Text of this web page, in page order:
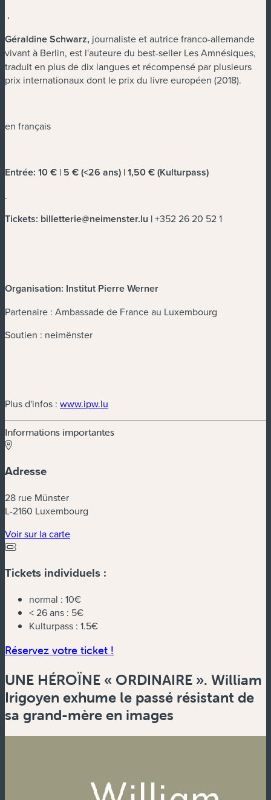
.
Géraldine Schwarz, journalisteet autrice franco-allemande
vivant à Berlin, est l'auteure du best-seller Les Amnésiques,
traduit en plus de dix langues et récompensé par plusieurs
prix internationaux dont le prix du livre européen (2018).
en français
Entrée: 10 € | 5 € (<26 ans) | 1,50 € (Kulturpass)
.
Tickets: billetterie@neimenster.lu |+352 26 20 52 1
Organisation: Institut Pierre Werner
Partenaire : Ambassade de France au Luxembourg
Soutien : neimënster
Plus d'infos : www.ipw.lu
Informations importantes
Adresse
28 rue Münster
L-2160 Luxembourg
Voir sur la carte(nouvelle fenêtre)
Tickets individuels :
normal : 10€
< 26 ans : 5€
Kulturpass : 1.5€
Réservez votre ticket !
UNE HÉROÏNE « ORDINAIRE ». William
Irigoyen exhume le passé résistant de
sa grand-mère en images